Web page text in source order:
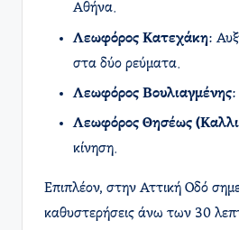
Αθήνα.
Λεωφόρος Κατεχάκη:
στα δύο ρεύματα.
Λεωφόρος Βουλιαγμένης:
Λεωφόρος Θησέως
κίνηση.​
Επιπλέον, στην Αττική Οδό
καθυστερήσεις άνω των 30